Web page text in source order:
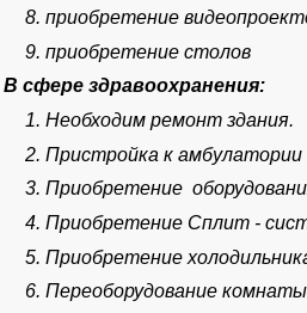
8. приобретение
9. приобретение столов
В сфере здравоохранения:
1. Необходим ремонт здания.
2. Пристройка к амбулатории
3. Приобретение
4. Приобретение Сплит -
5. Приобретение
6. Переоборудование